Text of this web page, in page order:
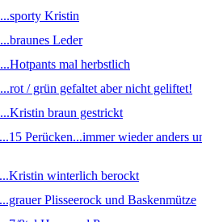
Kristin
Leder
mal herbstlich
/ grün gefaltet aber nicht geliftet!
braun gestrickt
Perücken...immer wieder anders
winterlich berockt
Plisseerock und Baskenmütze